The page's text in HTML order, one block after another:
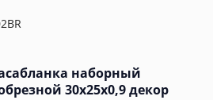
наборный
30x25x0,9 декор